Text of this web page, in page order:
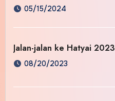
05/15/2024
Jalan-jalan ke Hatyai 2023
08/20/2023